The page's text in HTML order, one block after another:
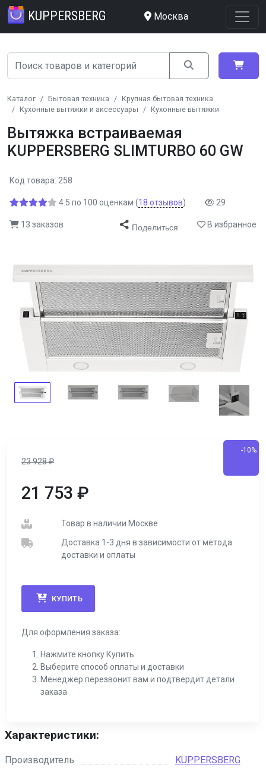
KUPPERSBERG Москва
Каталог Бытовая техника
Крупная бытовая техника
Кухонные вытяжки и аксессуары
Кухонные вытяжки
Вытяжка встраиваемая
KUPPERSBERG SLIMTURBO 60 GW
Код товара: 258
4.5 по 100 оценкам (18 отзывов) 29
13 заказов Поделиться В избранное
23 928₽
-10%
21 753 ₽
Товар в наличии Москве
Доставка 1-3 дня в зависимости от метода
доставки и оплаты
КУПИТЬ
Для оформления заказа:
Нажмите кнопку Купить
Выберите способ оплаты и доставки
Менеджер перезвонит вам и подтвердит детали
заказа
Характеристики:
Производитель
KUPPERSBERG